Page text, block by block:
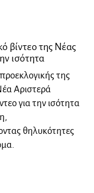
βίντεο της Νέας
ισότητα
της
Αριστερά
για την ισότητα
θηλυκότητες